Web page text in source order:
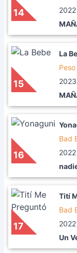
14
2022
15
La
2023
16
Bad
2022
17
Tití
Bad
2022
Un